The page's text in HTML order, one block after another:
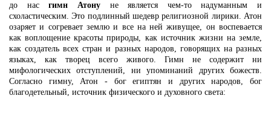
до насгимн Атонуне является чем-то надуманным и
схоластическим. Это подлинный шедевр религиозной лирики. Атон
озаряет и согревает землю и все на ней живущее, он воспевается
как воплощение красоты природы, как источник жизни на земле,
как создатель всех стран и разных народов, говорящих на разных
языках, как творец всего живого. Гимн не содержит ни
мифологических отступлений, ни упоминаний других божеств.
Согласно гимну, Атон - бог египтян и других народов, бог
благодетельный, источник физического и духовного света: